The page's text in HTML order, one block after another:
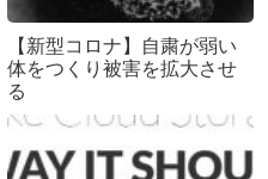
【新型コロナ】自粛が弱い
体をつくり被害を拡大させ
る